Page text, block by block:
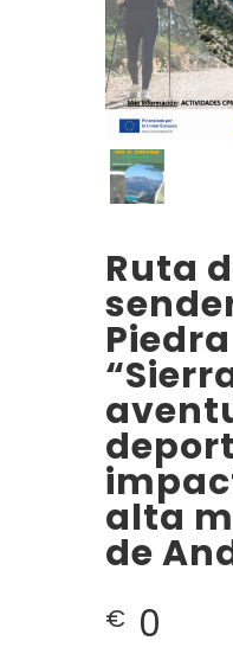
Ruta
alta
de
€ 0